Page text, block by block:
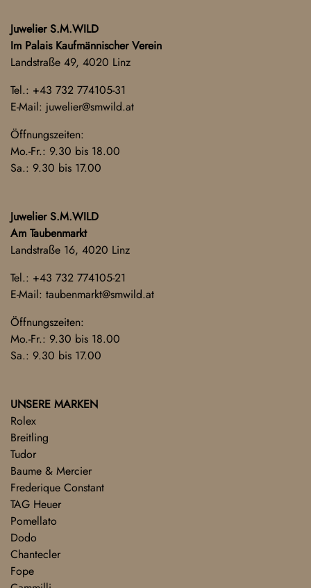
Juwelier S.M.WILD
Im Palais Kaufmännischer Verein
Landstraße 49, 4020 Linz
Tel.: +43 732 774105-31
E-Mail: juwelier@smwild.at
Öffnungszeiten:
Mo.-Fr.: 9.30 bis 18.00
Sa.: 9.30 bis 17.00
Juwelier S.M.WILD
Am Taubenmarkt
Landstraße 16, 4020 Linz
Tel.: +43 732 774105-21
E-Mail: taubenmarkt@smwild.at
Öffnungszeiten:
Mo.-Fr.: 9.30 bis 18.00
Sa.: 9.30 bis 17.00
UNSERE MARKEN
Rolex
Breitling
Tudor
Baume & Mercier
Frederique Constant
TAG Heuer
Pomellato
Dodo
Chantecler
Fope